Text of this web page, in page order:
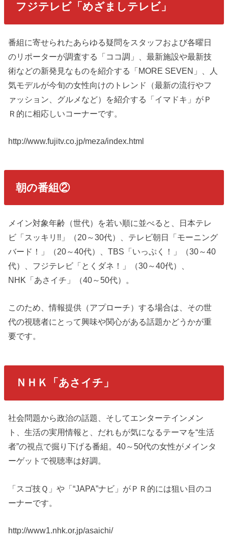
フジテレビ「めざましテレビ」
番組に寄せられたあらゆる疑問をスタッフおよび各曜日
のリポーターが調査する「ココ調」、最新施設や最新技
術などの新発見なものを紹介する「MORE SEVEN」、人
気モデルが今旬の女性向けのトレンド（最新の流行やフ
ァッション、グルメなど）を紹介する「イマドキ」がＰ
Ｒ的に相応しいコーナーです。
http://www.fujitv.co.jp/meza/index.html
朝の番組②
メイン対象年齢（世代）を若い順に並べると、日本テレ
ビ「スッキリ!!」（20～30代）、テレビ朝日「モーニング
バード！」（20～40代）、TBS「いっぷく！」（30～40
代）、フジテレビ「とくダネ！」（30～40代）、
NHK「あさイチ」（40～50代）。
このため、情報提供（アプローチ）する場合は、その世
代の視聴者にとって興味や関心がある話題かどうかが重
要です。
ＮＨＫ「あさイチ」
社会問題から政治の話題、そしてエンターテインメン
ト、生活の実用情報と、だれもが気になるテーマを“生活
者”の視点で掘り下げる番組。40～50代の女性がメインタ
ーゲットで視聴率は好調。
「スゴ技Ｑ」や「“JAPA”ナビ」がＰＲ的には狙い目のコ
ーナーです。
http://www1.nhk.or.jp/asaichi/